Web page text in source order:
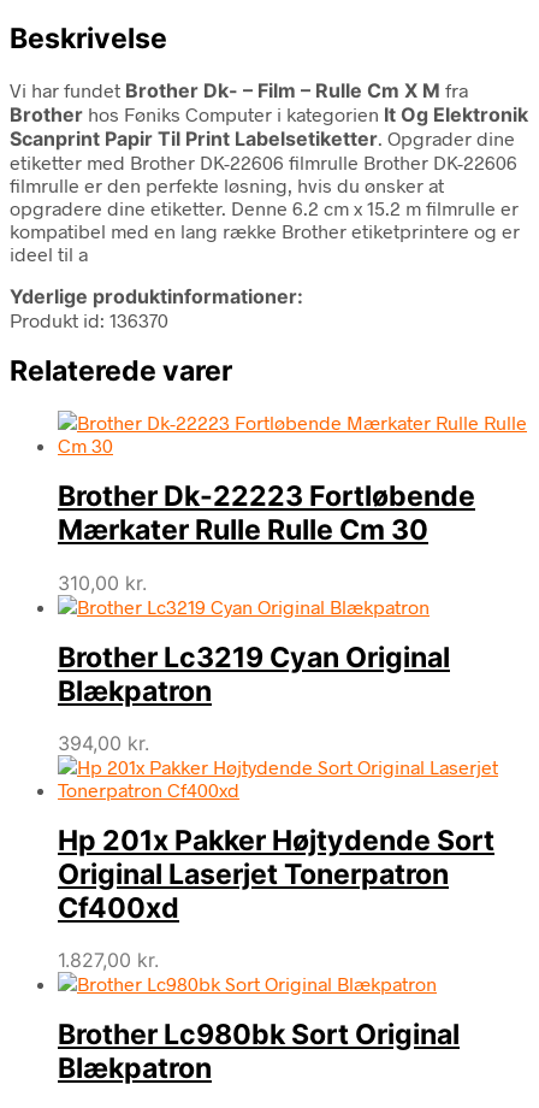
Beskrivelse
Vi har fundet Brother Dk- – Film – Rulle Cm X M fra
Brother hos Føniks Computer i kategorien It Og Elektronik
Scanprint Papir Til Print Labelsetiketter. Opgrader dine
etiketter med Brother DK-22606 filmrulle Brother DK-22606
filmrulle er den perfekte løsning, hvis du ønsker at
opgradere dine etiketter. Denne 6.2 cm x 15.2 m filmrulle er
kompatibel med en lang række Brother etiketprintere og er
ideel til a
Yderlige produktinformationer:
Produkt id: 136370
Relaterede varer
Brother Dk-22223 Fortløbende
Mærkater Rulle Rulle Cm 30
310,00 kr.
Brother Lc3219 Cyan Original
Blækpatron
394,00 kr.
Hp 201x Pakker Højtydende Sort
Original Laserjet Tonerpatron
Cf400xd
1.827,00 kr.
Brother Lc980bk Sort Original
Blækpatron